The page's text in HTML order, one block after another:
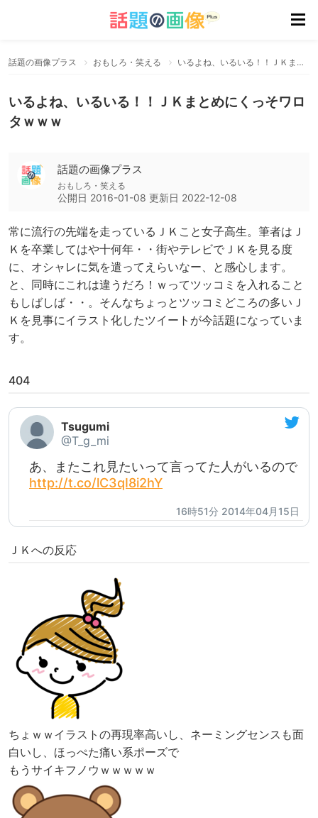
話題の画像プラス おもしろ・笑える いるよね、いるいる！！ＪＫまとめにくっそワロタｗｗｗ
いるよね、いるいる！！ＪＫまとめにくっそワロ
タｗｗｗ
話題の画像プラス
おもしろ・笑える
公開日 2016-01-08 更新日 2022-12-08
常に流行の先端を走っているＪＫこと女子高生。筆者はＪ
Ｋを卒業してはや十何年・・街やテレビでＪＫを見る度
に、オシャレに気を遣ってえらいなー、と感心します。
と、同時にこれは違うだろ！ｗってツッコミを入れること
もしばしば・・。そんなちょっとツッコミどころの多いＪ
Ｋを見事にイラスト化したツイートが今話題になっていま
す。
404
Tsugumi
@T_g_mi
あ、またこれ見たいって言ってた人がいるので
http://t.co/lC3qI8i2hY
16時51分 2014年04月15日
ＪＫへの反応
ちょｗｗイラストの再現率高いし、ネーミングセンスも面
白いし、ほっぺた痛い系ポーズで
もうサイキフノウｗｗｗｗｗ